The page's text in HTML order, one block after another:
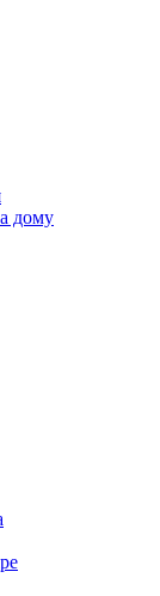
дому